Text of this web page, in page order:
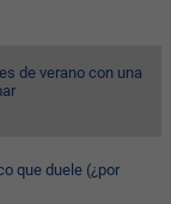
de verano con una
que duele (¿por